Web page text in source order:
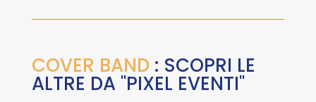
COVER BAND : SCOPRI LE
ALTRE DA "PIXEL EVENTI"